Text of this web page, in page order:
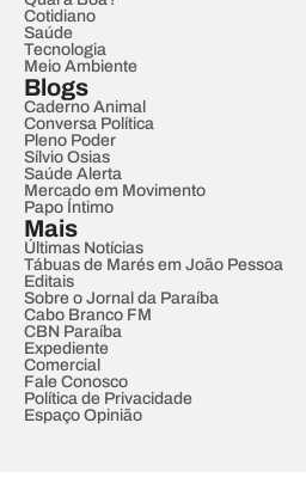
Cotidiano
Saúde
Tecnologia
Meio Ambiente
Blogs
Caderno Animal
Conversa Política
Pleno Poder
Sílvio Osias
Saúde Alerta
Mercado em Movimento
Papo Íntimo
Mais
Últimas Notícias
Tábuas de Marés em João Pessoa
Editais
Sobre o Jornal da Paraíba
Cabo Branco FM
CBN Paraíba
Expediente
Comercial
Fale Conosco
Política de Privacidade
Espaço Opinião